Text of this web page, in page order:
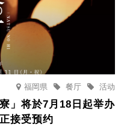
福岡県 活动
餐厅
」将於7月18日起举办
接受预约